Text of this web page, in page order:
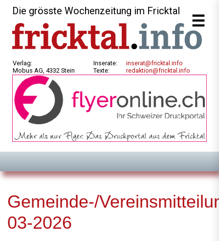
Die grösste Wochenzeitung im Fricktal
Verlag:
Mobus AG, 4332 Stein
Inserate:
Texte:
inserat@fricktal.info
redaktion@fricktal.info
Gemeinde-/
03-2026